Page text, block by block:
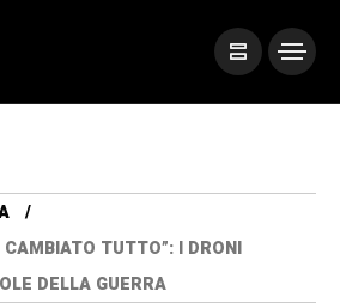
CAMBIATO TUTTO”: I DRONI
DELLA GUERRA